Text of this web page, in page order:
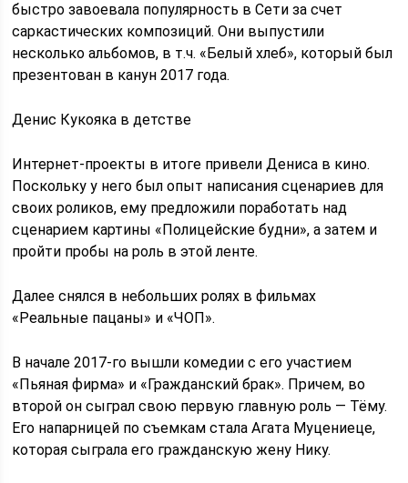
быстро завоевала популярность в Сети за счет
саркастических композиций. Они выпустили
несколько альбомов, в т.ч. «Белый хлеб», который был
презентован в канун 2017 года.
Денис Кукояка в детстве
Интернет-проекты в итоге привели Дениса в кино.
Поскольку у него был опыт написания сценариев для
своих роликов, ему предложили поработать над
сценарием картины «Полицейские будни», а затем и
пройти пробы на роль в этой ленте.
Далее снялся в небольших ролях в фильмах
«Реальные пацаны» и «ЧОП».
В начале 2017-го вышли комедии с его участием
«Пьяная фирма» и «Гражданский брак». Причем, во
второй он сыграл свою первую главную роль — Тёму.
Его напарницей по съемкам стала Агата Муцениеце,
которая сыграла его гражданскую жену Нику.